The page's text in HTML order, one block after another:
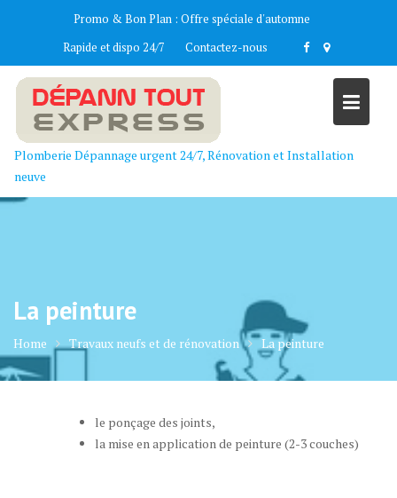
Promo & Bon Plan : Offre spéciale d'automne
Rapide et dispo 24/7
Contactez-nous
Plomberie Dépannage urgent 24/7, Rénovation et Installation
neuve
La peinture
Home Travaux neufs et de rénovation La peinture
le ponçage des joints,
la mise en application de peinture (2-3 couches)